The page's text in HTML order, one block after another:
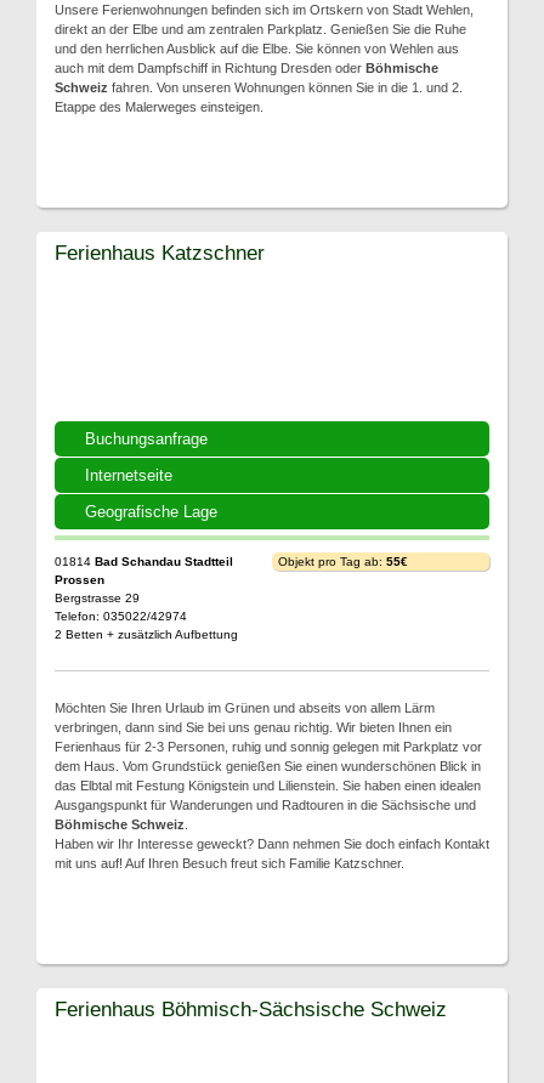
Unsere Ferienwohnungen befinden sich im Ortskern von Stadt Wehlen,
direkt an der Elbe und am zentralen Parkplatz. Genießen Sie die Ruhe
und den herrlichen Ausblick auf die Elbe. Sie können von Wehlen aus
auch mit dem Dampfschiff in Richtung Dresden oder Böhmische
Schweiz fahren. Von unseren Wohnungen können Sie in die 1. und 2.
Etappe des Malerweges einsteigen.
Buchungsanfrage
Internetseite
Geografische Lage
Ferienhaus Katzschner
01814 Bad Schandau Stadtteil
Prossen
Bergstrasse 29
Telefon: 035022/42974
2 Betten + zusätzlich Aufbettung
Objekt pro Tag ab: 55€
Möchten Sie Ihren Urlaub im Grünen und abseits von allem Lärm
verbringen, dann sind Sie bei uns genau richtig. Wir bieten Ihnen ein
Ferienhaus für 2-3 Personen, ruhig und sonnig gelegen mit Parkplatz vor
dem Haus. Vom Grundstück genießen Sie einen wunderschönen Blick in
das Elbtal mit Festung Königstein und Lilienstein. Sie haben einen idealen
Ausgangspunkt für Wanderungen und Radtouren in die Sächsische und
Böhmische Schweiz
Haben wir Ihr Interesse geweckt? Dann nehmen Sie doch einfach Kontakt
mit uns auf! Auf Ihren Besuch freut sich Familie Katzschner.
Ferienhaus Böhmisch-Sächsische Schweiz